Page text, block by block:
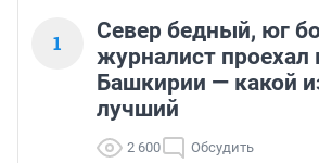
1
Север бедный, юг
журналист проехал
Башкирии — какой
лучший
2 600 Обсудить